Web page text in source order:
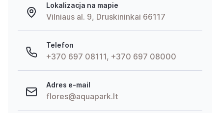
Lokalizacja na mapie
Vilniaus al. 9, Druskininkai 66117
Telefon
+370 697 08111, +370 697 08000
Adres e-mail
flores@aquapark.lt